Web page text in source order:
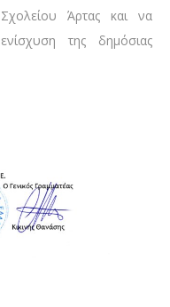
Άρτας και να
της δημόσιας